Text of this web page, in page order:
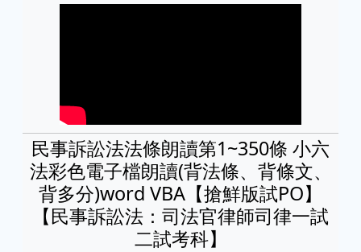
民事訴訟法法條朗讀第1~350條 小六
法彩色電子檔朗讀(背法條、背條文、
背多分)word VBA【搶鮮版試PO】
【民事訴訟法：司法官律師司律一試
二試考科】